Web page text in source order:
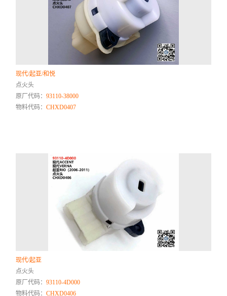
现代/起亚/和悦
点火头
原厂代码：93110-38000
物料代码：CHXD0407
现代/起亚
点火头
原厂代码：93110-4D000
物料代码：CHXD0406